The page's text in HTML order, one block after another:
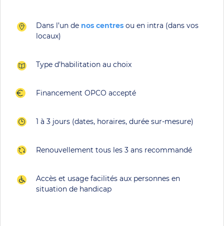
Dans l’un de nos centresou en intra (dans vos
locaux)
Type d’habilitation au choix
Financement OPCO accepté
1 à 3 jours (dates, horaires, durée sur-mesure)
Renouvellement tous les 3 ans recommandé
Accès et usage facilités aux personnes en
situation de handicap